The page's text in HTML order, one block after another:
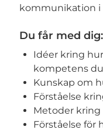
kommunikation i
Du får med dig:
Idéer kring
kompetens
Kunskap om
Förståelse
Metoder
Förståelse för